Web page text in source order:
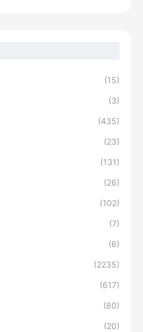
(15)
(3)
(435)
(23)
(131)
(26)
(102)
(7)
(6)
(2235)
(617)
(80)
(20)